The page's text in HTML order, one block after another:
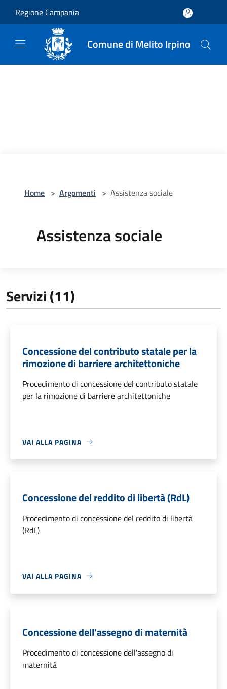
Regione Campania
Comune di Melito Irpino
Home > Argomenti > Assistenza sociale
Assistenza sociale
Servizi (11)
Concessione del contributo statale per la
rimozione di barriere architettoniche
Procedimento di concessione del contributo statale
per la rimozione di barriere architettoniche
VAI ALLA PAGINA
Concessione del reddito di libertà (RdL)
Procedimento di concessione del reddito di libertà
(RdL)
VAI ALLA PAGINA
Concessione dell'assegno di maternità
Procedimento di concessione dell'assegno di
maternità